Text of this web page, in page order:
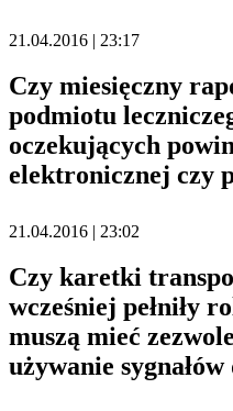
21.04.2016 | 23:17
Czy miesięczny
podmiotu
oczekujących
elektronicznej czy
21.04.2016 | 23:02
Czy karetki
wcześniej pełniły
muszą mieć
używanie